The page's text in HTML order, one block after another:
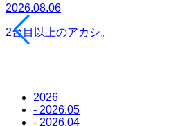
2026.08.06
2台目以上のアカシ。
2026
- 2026.05
- 2026.04